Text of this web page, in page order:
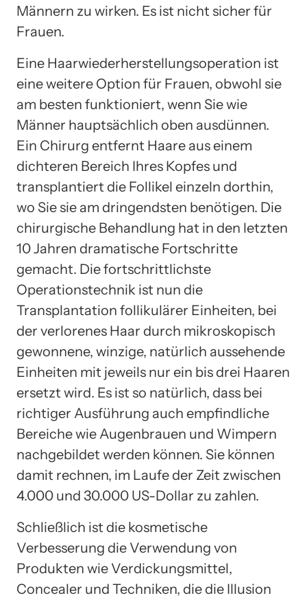
Männern zu wirken. Es ist nicht sicher für
Frauen.
Eine Haarwiederherstellungsoperation ist
eine weitere Option für Frauen, obwohl sie
am besten funktioniert, wenn Sie wie
Männer hauptsächlich oben ausdünnen.
Ein Chirurg entfernt Haare aus einem
dichteren Bereich Ihres Kopfes und
transplantiert die Follikel einzeln dorthin,
wo Sie sie am dringendsten benötigen. Die
chirurgische Behandlung hat in den letzten
10 Jahren dramatische Fortschritte
gemacht. Die fortschrittlichste
Operationstechnik ist nun die
Transplantation follikulärer Einheiten, bei
der verlorenes Haar durch mikroskopisch
gewonnene, winzige, natürlich aussehende
Einheiten mit jeweils nur ein bis drei Haaren
ersetzt wird. Es ist so natürlich, dass bei
richtiger Ausführung auch empfindliche
Bereiche wie Augenbrauen und Wimpern
nachgebildet werden können. Sie können
damit rechnen, im Laufe der Zeit zwischen
4.000 und 30.000 US-Dollar zu zahlen.
Schließlich ist die kosmetische
Verbesserung die Verwendung von
Produkten wie Verdickungsmittel,
Concealer und Techniken, die die Illusion